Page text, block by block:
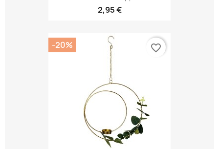
2,95 €
-20% favorite_border